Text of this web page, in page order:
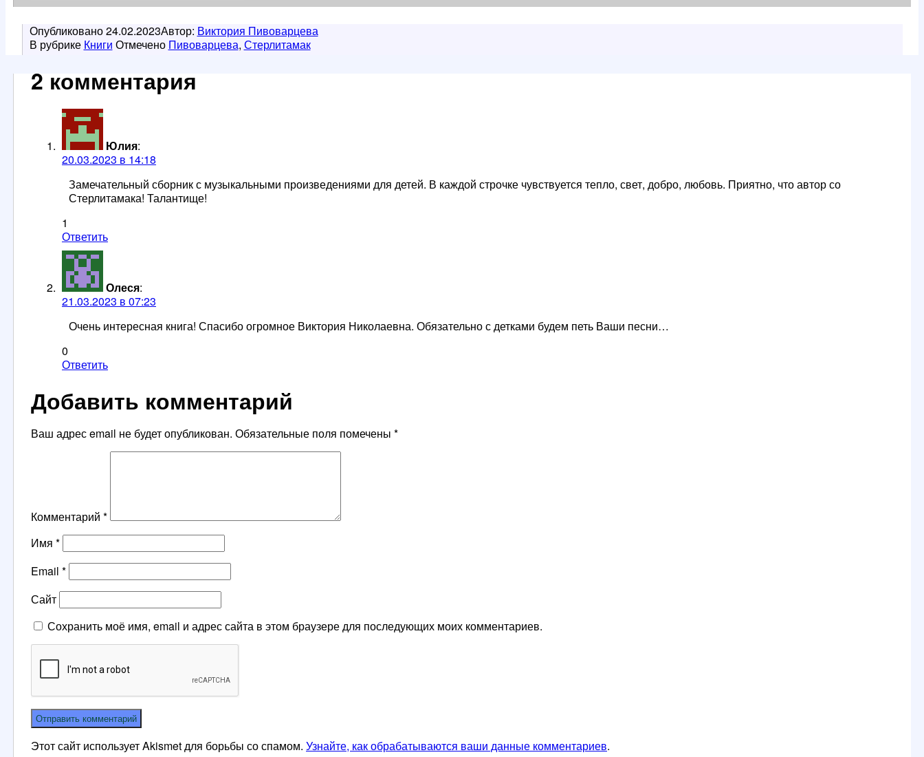
Опубликовано24.02.2023Автор: Виктория Пивоварцева
В рубрике Книги Отмечено Пивоварцева, Стерлитамак
2 комментария
Юлия:
20.03.2023 в 14:18
Замечательный сборник с музыкальными произведениями для детей. В каждой строчке чувствуется тепло, свет, добро, любовь. Приятно, что автор со
Стерлитамака! Талантище!
1
Ответить
Олеся:
21.03.2023 в 07:23
Очень интересная книга! Спасибо огромное Виктория Николаевна. Обязательно с детками будем петь Ваши песни…
0
Ответить
Добавить комментарий
Ваш адрес email не будет опубликован. Обязательные поля помечены *
Комментарий *
Имя *
Email *
Сайт
Сохранить моё имя, email и адрес сайта в этом браузере для последующих моих комментариев.
Этот сайт использует Akismet для борьбы со спамом. Узнайте, как обрабатываются ваши данные комментариев.